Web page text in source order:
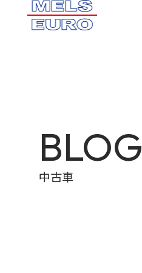
BLOG
中古車